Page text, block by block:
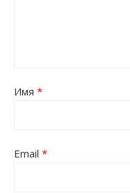
Имя *
Email *